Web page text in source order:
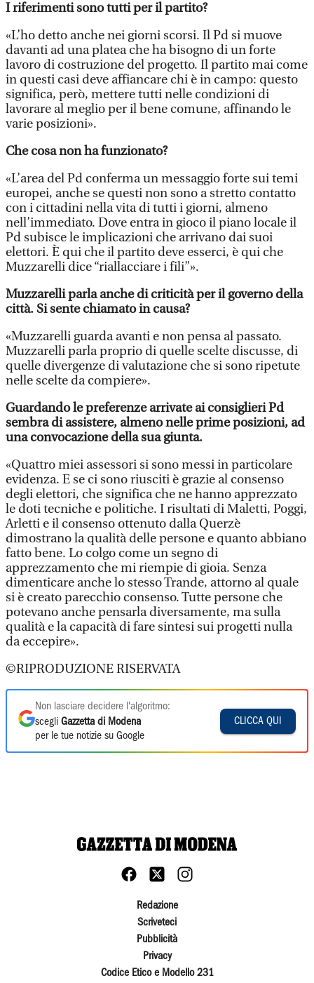
I riferimenti sono tutti per il partito?
«L’ho detto anche nei giorni scorsi. Il Pd si muove
davanti ad una platea che ha bisogno di un forte
lavoro di costruzione del progetto. Il partito mai come
in questi casi deve affiancare chi è in campo: questo
significa, però, mettere tutti nelle condizioni di
lavorare al meglio per il bene comune, affinando le
varie posizioni».
Che cosa non ha funzionato?
«L’area del Pd conferma un messaggio forte sui temi
europei, anche se questi non sono a stretto contatto
con i cittadini nella vita di tutti i giorni, almeno
nell’immediato. Dove entra in gioco il piano locale il
Pd subisce le implicazioni che arrivano dai suoi
elettori. È qui che il partito deve esserci, è qui che
Muzzarelli dice “riallacciare i fili”».
Muzzarelli parla anche di criticità per il governo della
città. Si sente chiamato in causa?
«Muzzarelli guarda avanti e non pensa al passato.
Muzzarelli parla proprio di quelle scelte discusse, di
quelle divergenze di valutazione che si sono ripetute
nelle scelte da compiere».
Guardando le preferenze arrivate ai consiglieri Pd
sembra di assistere, almeno nelle prime posizioni, ad
una convocazione della sua giunta.
«Quattro miei assessori si sono messi in particolare
evidenza. E se ci sono riusciti è grazie al consenso
degli elettori, che significa che ne hanno apprezzato
le doti tecniche e politiche. I risultati di Maletti, Poggi,
Arletti e il consenso ottenuto dalla Querzè
dimostrano la qualità delle persone e quanto abbiano
fatto bene. Lo colgo come un segno di
apprezzamento che mi riempie di gioia. Senza
dimenticare anche lo stesso Trande, attorno al quale
si è creato parecchio consenso. Tutte persone che
potevano anche pensarla diversamente, ma sulla
qualità e la capacità di fare sintesi sui progetti nulla
da eccepire».
©RIPRODUZIONE RISERVATA
Non lasciare decidere l'algoritmo:
scegli Gazzetta di Modena
per le tue notizie su Google
CLICCA QUI
Redazione
Scriveteci
Pubblicità
Privacy
Codice Etico e Modello 231